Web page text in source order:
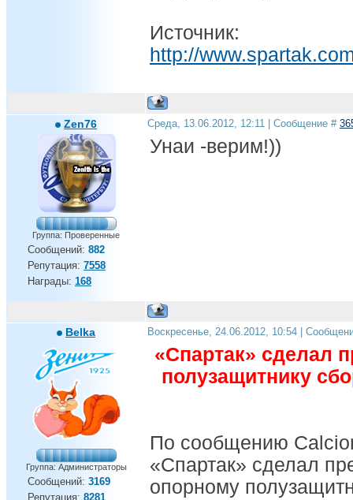
Источник:
http://
Zen76
Группа: Проверенные
Сообщений: 882
Репутация: 7558
Награды: 168
Среда, 13.06.2012, 12:11 | Сообщение #
Унаи -верим!))
Belka
Группа: Администраторы
Сообщений: 3169
Репутация: 8281
Воскресенье, 24.06.2012, 10:54 |
«Спартак» сделал
полузащитнику
По сообщению
«Спартак» сделал
опорному